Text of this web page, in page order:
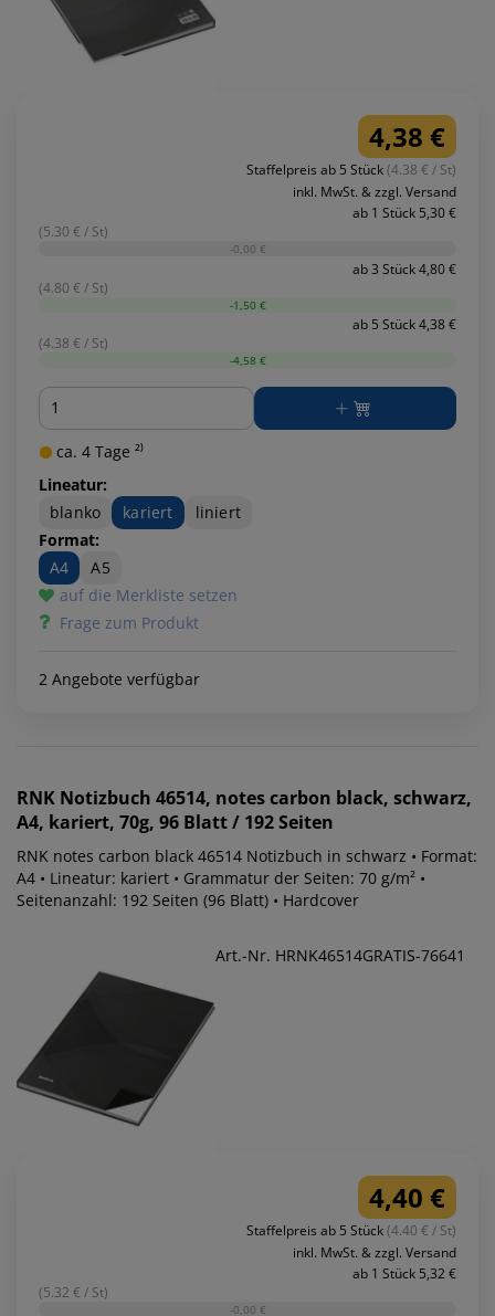
4,38 €
Staffelpreis ab 5 Stück(4.38 € / St)
inkl. MwSt. & zzgl. Versand
ab 1 Stück 5,30 €
(5.30 € / St)
-0,00 €
ab 3 Stück 4,80 €
(4.80 € / St)
-1,50 €
ab 5 Stück 4,38 €
(4.38 € / St)
-4,58 €
Menge
ca. 4 Tage ²⁾
Lineatur:
blanko
kariert
liniert
Format:
A4
A5
auf die Merkliste setzen
Frage zum Produkt
2 Angebote verfügbar
RNK Notizbuch 46514, notes carbon black, schwarz,
A4, kariert, 70g, 96 Blatt / 192 Seiten
RNK notes carbon black 46514 Notizbuch in schwarz • Format:
A4 • Lineatur: kariert • Grammatur der Seiten: 70 g/m² •
Seitenanzahl: 192 Seiten (96 Blatt) • Hardcover
Art.-Nr. HRNK46514GRATIS-76641
4,40 €
Staffelpreis ab 5 Stück(4.40 € / St)
inkl. MwSt. & zzgl. Versand
ab 1 Stück 5,32 €
(5.32 € / St)
-0,00 €